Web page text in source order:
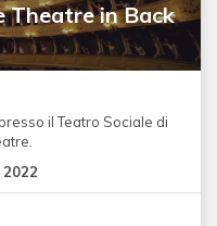
Theatre in Back
il Teatro Sociale di